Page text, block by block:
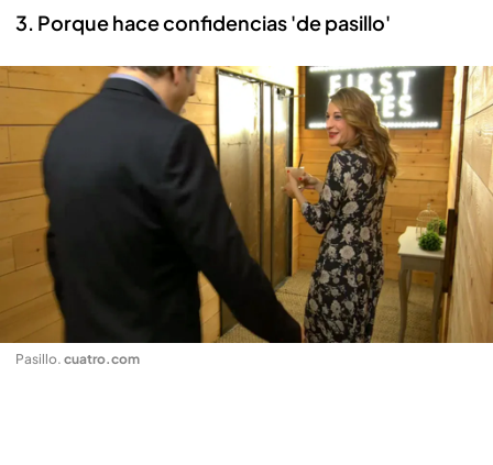
3. Porque hace confidencias 'de pasillo'
Pasillo. cuatro.com